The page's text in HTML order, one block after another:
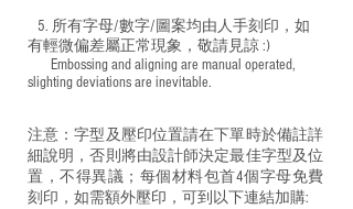
5. 所有字母/數字/圖案均由人手刻印，如
有輕微偏差屬正常現象，敬請見諒 :)
​ Embossing and aligning are manual operated,
slighting deviations are inevitable.
注意：字型及壓印位置請在下單時於備註詳
細說明，否則將由設計師決定最佳字型及位
置，不得異議；每個材料包首4個字母免費
刻印，如需額外壓印，可到以下連結加購: